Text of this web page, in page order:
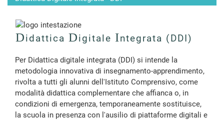
Didattica Digitale Integrata (DDI)
Per Didattica digitale integrata (DDI) si intende la
metodologia innovativa di insegnamento-apprendimento,
rivolta a tutti gli alunni dell'Istituto Comprensivo, come
modalità didattica complementare che affianca o, in
condizioni di emergenza, temporaneamente sostituisce,
la scuola in presenza con l'ausilio di piattaforme digitali e